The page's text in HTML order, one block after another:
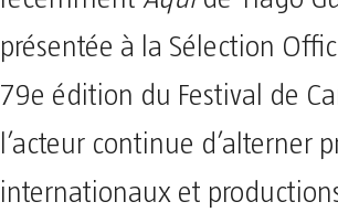
présentée à la Sélection
79e édition du Festival de
l’acteur continue d’alterner
internationaux et